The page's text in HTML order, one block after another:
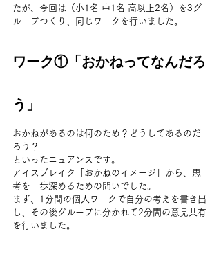
たが、今回は（小1名 中1名 高以上2名）を3グ
ループつくり、同じワークを行いました。
ワーク①「おかねってなんだろ
う」
おかねがあるのは何のため？どうしてあるのだ
ろう？
といったニュアンスです。
アイスブレイク「おかねのイメージ」から、思
考を一歩深めるための問いでした。
まず、1分間の個人ワークで自分の考えを書き出
し、その後グループに分かれて2分間の意見共有
を行いました。